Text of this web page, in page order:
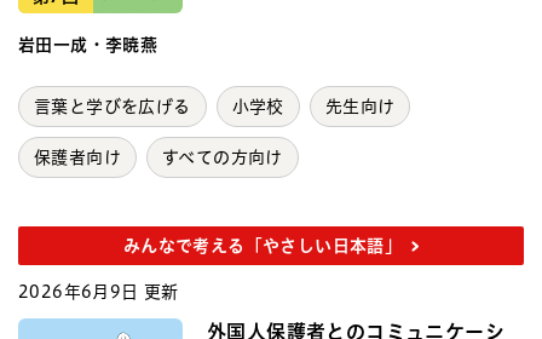
岩田一成・李暁燕
言葉と学びを広げる 小学校 先生向け
保護者向け すべての方向け
みんなで考える「やさしい日本語」
2026年6月9日 更新
外国人保護者とのコミュニケーシ